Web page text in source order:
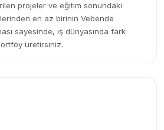
projeler ve eğitim sonundaki
en az birinin Vebende
sayesinde, iş dünyasında fark
üretirsiniz.